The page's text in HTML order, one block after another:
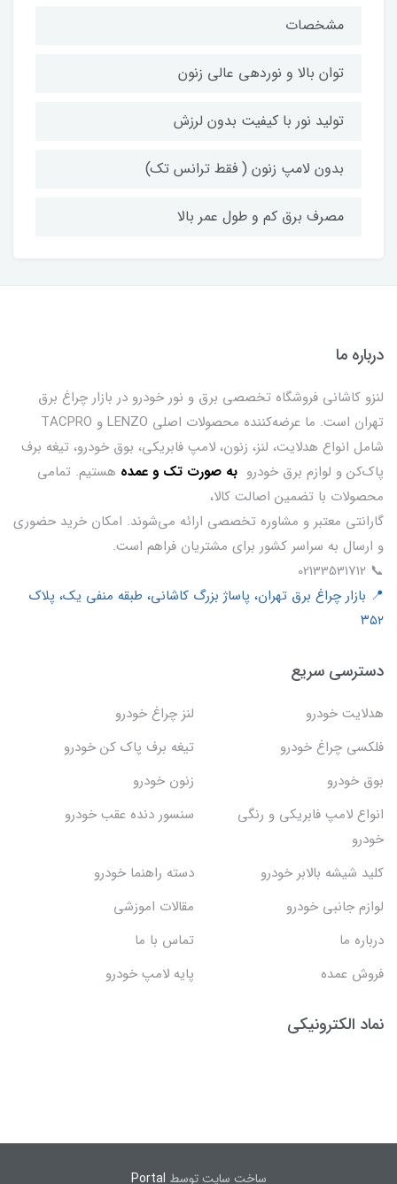
مشخصات
توان بالا و نوردهی عالی زنون
تولید نور با کیفیت بدون لرزش
بدون لامپ زنون ( فقط ترانس تک)
مصرف برق کم و طول عمر بالا
درباره ما
لنزو کاشانی فروشگاه تخصصی برق و نور خودرو در بازار چراغ برق
تهران است. ما عرضه‌کننده محصولات اصلی LENZO و TACPRO
شامل انواع هدلایت، لنز، زنون، لامپ فابریکی، بوق خودرو، تیغه برف
پاک‌کن و لوازم برق خودرو به صورت تک و عمده هستیم. تمامی
محصولات با تضمین اصالت کالا،
گارانتی معتبر و مشاوره تخصصی ارائه می‌شوند. امکان خرید حضوری
و ارسال به سراسر کشور برای مشتریان فراهم است.
📞 02133531712
📍 بازار چراغ برق تهران، پاساژ بزرگ کاشانی، طبقه منفی یک، پلاک
۳۵۲
دسترسی سریع
هدلایت خودرو
لنز چراغ خودرو
فلکسی چراغ خودرو
تیغه برف پاک کن خودرو
بوق خودرو
زنون خودرو
انواع لامپ فابریکی و رنگی
خودرو
سنسور دنده عقب خودرو
کلید شیشه بالابر خودرو
دسته راهنما خودرو
لوازم جانبی خودرو
مقالات اموزشی
درباره ما
تماس با ما
فروش عمده
پایه لامپ خودرو
نماد الکترونیکی
ساخت سایت توسط Portal